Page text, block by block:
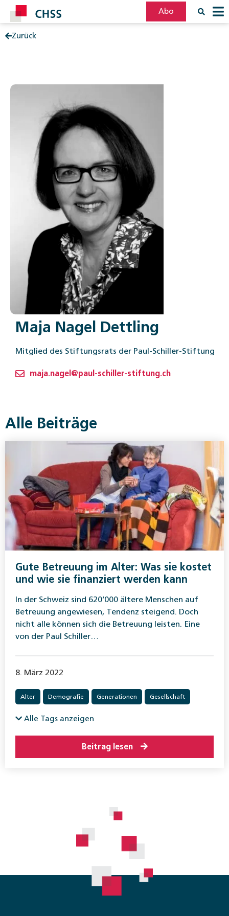
Abo
Zurück
Maja Nagel Dettling
Mitglied des Stiftungsrats der Paul-Schiller-Stiftung
maja.nagel@paul-schiller-stiftung.ch
Alle Beiträge
Gute Betreuung im Alter: Was sie kostet
und wie sie finanziert werden kann
In der Schweiz sind 620’000 ältere Menschen auf
Betreuung angewiesen, Tendenz steigend. Doch
nicht alle können sich die Betreuung leisten. Eine
von der Paul Schiller…
8. März 2022
Alter Demografie Generationen Gesellschaft
Sozialpolitik allgemein
Alle Tags anzeigen
Beitrag lesen